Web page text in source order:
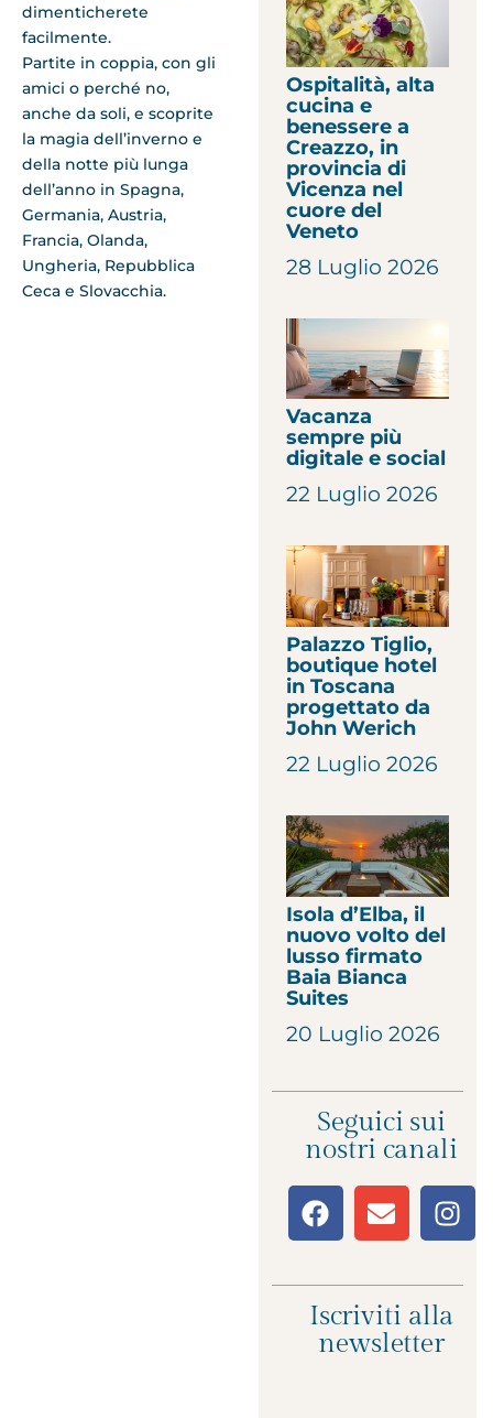
dimenticherete
facilmente.
Partite in coppia, con gli
amici o perché no,
anche da soli, e scoprite
la magia dell’inverno e
della notte più lunga
dell’anno in Spagna,
Germania, Austria,
Francia, Olanda,
Ungheria, Repubblica
Ceca e Slovacchia.
Ospitalità, alta
cucina e
benessere a
Creazzo, in
provincia di
Vicenza nel
cuore del
Veneto
28 Luglio 2026
Vacanza
sempre più
digitale e social
22 Luglio 2026
Palazzo Tiglio,
boutique hotel
in Toscana
progettato da
John Werich
22 Luglio 2026
Isola d’Elba, il
nuovo volto del
lusso firmato
Baia Bianca
Suites
20 Luglio 2026
Seguici sui
nostri canali
Iscriviti alla
newsletter